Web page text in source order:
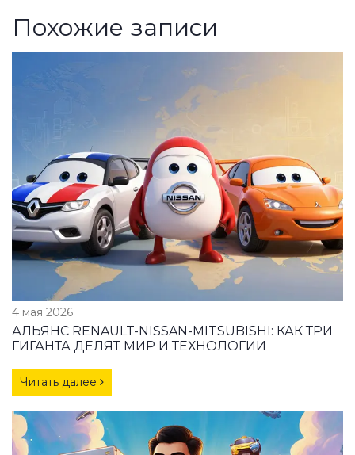
Похожие записи
4 мая 2026
АЛЬЯНС RENAULT-NISSAN-MITSUBISHI: КАК ТРИ
ГИГАНТА ДЕЛЯТ МИР И ТЕХНОЛОГИИ
Читать далее